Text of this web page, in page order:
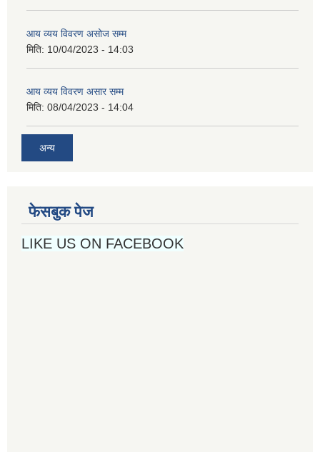
आय व्यय विवरण असोज सम्म
मिति: 10/04/2023 - 14:03
आय व्यय विवरण असार सम्म
मिति: 08/04/2023 - 14:04
अन्य
फेसबुक पेज
LIKE US ON FACEBOOK